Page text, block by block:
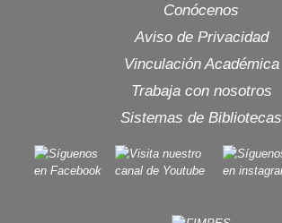
Conócenos
Aviso de Privacidad
Vinculación Académica
Trabaja con nosotros
Sistemas de Bibliotecas